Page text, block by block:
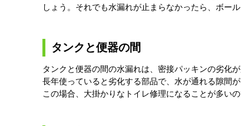
しょう。それでも水漏れが止まらなかったら、ボー
タンクと便器の間
タンクと便器の間の水漏れは、密接パッキンの劣化
長年使っていると劣化する部品で、水が通れる隙間
この場合、大掛かりなトイレ修理になることが多い